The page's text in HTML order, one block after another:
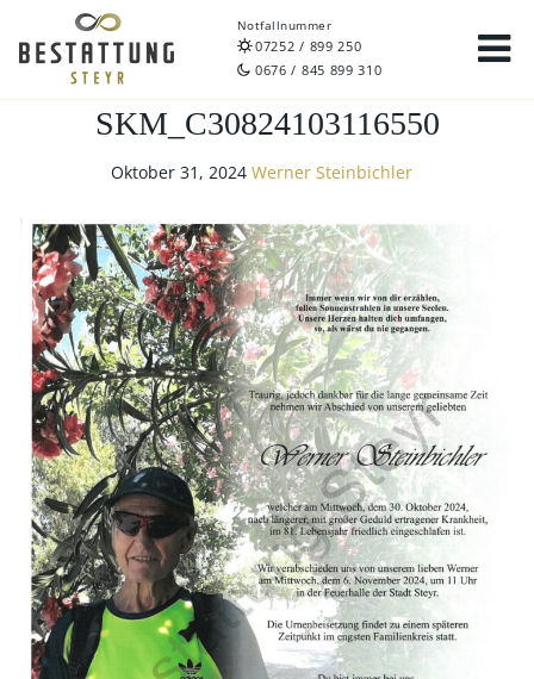
Notfallnummer
07252 / 899 250
0676 / 845 899 310
SKM_C30824103116550
Oktober 31, 2024 Werner Steinbichler